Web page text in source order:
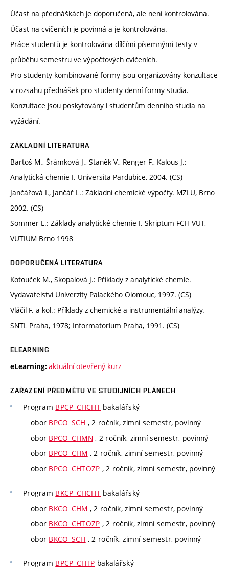
Účast na přednáškách je doporučená, ale není kontrolována.
Účast na cvičeních je povinná a je kontrolována.
Práce studentů je kontrolována dílčími písemnými testy v
průběhu semestru ve výpočtových cvičeních.
Pro studenty kombinované formy jsou organizovány konzultace
v rozsahu přednášek pro studenty denní formy studia.
Konzultace jsou poskytovány i studentům denního studia na
vyžádání.
ZÁKLADNÍ LITERATURA
Bartoš M., Šrámková J., Staněk V., Renger F., Kalous J.:
Analytická chemie I. Universita Pardubice, 2004. (CS)
Jančářová I., Jančář L.: Základní chemické výpočty. MZLU, Brno
2002. (CS)
Sommer L.: Základy analytické chemie I. Skriptum FCH VUT,
VUTIUM Brno 1998
DOPORUČENÁ LITERATURA
Kotouček M., Skopalová J.: Příklady z analytické chemie.
Vydavatelství Univerzity Palackého Olomouc, 1997. (CS)
Vláčil F. a kol.: Příklady z chemické a instrumentální analýzy.
SNTL Praha, 1978; Informatorium Praha, 1991. (CS)
ELEARNING
eLearning: aktuální otevřený kurz
ZAŘAZENÍ PŘEDMĚTU VE STUDIJNÍCH PLÁNECH
Program BPCP_CHCHT bakalářský
obor BPCO_SCH , 2 ročník, zimní semestr, povinný
obor BPCO_CHMN , 2 ročník, zimní semestr, povinný
obor BPCO_CHM , 2 ročník, zimní semestr, povinný
obor BPCO_CHTOZP , 2 ročník, zimní semestr, povinný
Program BKCP_CHCHT bakalářský
obor BKCO_CHM , 2 ročník, zimní semestr, povinný
obor BKCO_CHTOZP , 2 ročník, zimní semestr, povinný
obor BKCO_SCH , 2 ročník, zimní semestr, povinný
Program BPCP_CHTP bakalářský